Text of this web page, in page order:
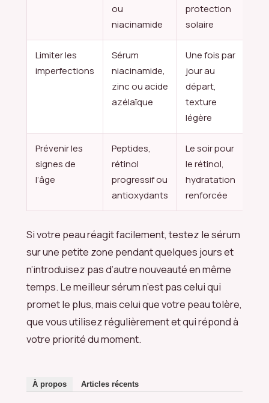
ou
niacinamide
protection
solaire
Limiter les
imperfections
Sérum
niacinamide,
zinc ou acide
azélaïque
Une fois par
jour au
départ,
texture
légère
Prévenir les
signes de
l’âge
Peptides,
rétinol
progressif ou
antioxydants
Le soir pour
le rétinol,
hydratation
renforcée
Si votre peau réagit facilement, testez le sérum
sur une petite zone pendant quelques jours et
n’introduisez pas d’autre nouveauté en même
temps. Le meilleur sérum n’est pas celui qui
promet le plus, mais celui que votre peau tolère,
que vous utilisez régulièrement et qui répond à
votre priorité du moment.
À propos Articles récents